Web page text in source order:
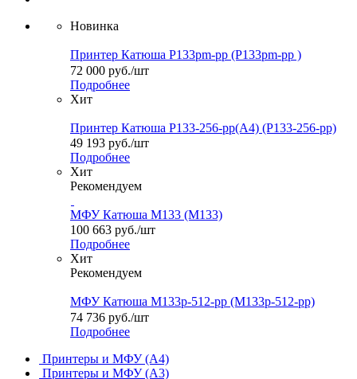
Новинка
Принтер Катюша P133pm-pp (P133pm-pp )
72 000 руб./шт
Подробнее
Хит
Принтер Катюша P133-256-pp(А4) (P133-256-pp)
49 193 руб./шт
Подробнее
Хит
Рекомендуем
МФУ Катюша M133 (M133)
100 663 руб./шт
Подробнее
Хит
Рекомендуем
МФУ Катюша M133p-512-pp (M133p-512-pp)
74 736 руб./шт
Подробнее
Принтеры и МФУ (А4)
Принтеры и МФУ (А3)